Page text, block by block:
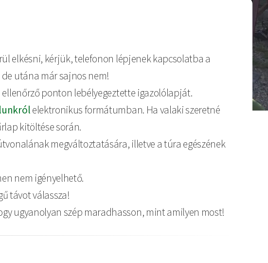
elkésni, kérjük, telefonon lépjenek kapcsolatba a
utána már sajnos nem!
ponton lebélyegeztette igazolólapját.
elektronikus formátumban. Ha valaki szeretné
kitöltése során.
megváltoztatására, illetve a túra egészének
nem igényelhető.
távot válassza!
ugyanolyan szép maradhasson, mint amilyen most!